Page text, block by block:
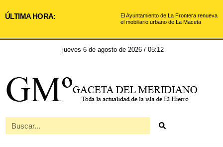
ÚLTIMA HORA:
El Ayuntamiento de La Frontera renueva
el mobiliario urbano de La Maceta
jueves 6 de agosto de 2026 / 05:12